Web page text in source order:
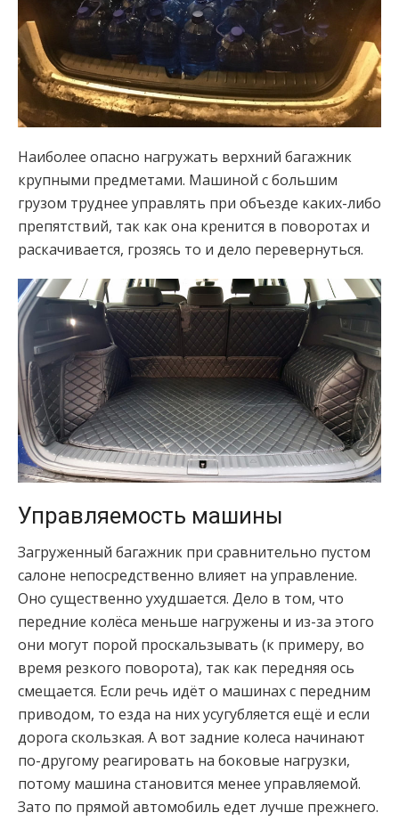
Наиболее опасно нагружать верхний багажник
крупными предметами. Машиной с большим
грузом труднее управлять при объезде каких-либо
препятствий, так как она кренится в поворотах и
раскачивается, грозясь то и дело перевернуться.
Управляемость машины
Загруженный багажник при сравнительно пустом
салоне непосредственно влияет на управление.
Оно существенно ухудшается. Дело в том, что
передние колёса меньше нагружены и из-за этого
они могут порой проскальзывать (к примеру, во
время резкого поворота), так как передняя ось
смещается. Если речь идёт о машинах с передним
приводом, то езда на них усугубляется ещё и если
дорога скользкая. А вот задние колеса начинают
по-другому реагировать на боковые нагрузки,
потому машина становится менее управляемой.
Зато по прямой автомобиль едет лучше прежнего.